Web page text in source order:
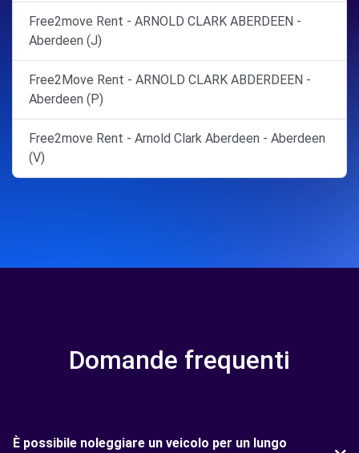
Free2move Rent - ARNOLD CLARK ABERDEEN -
Aberdeen (J)
Free2Move Rent - ARNOLD CLARK ABDERDEEN -
Aberdeen (P)
Free2move Rent - Arnold Clark Aberdeen - Aberdeen
(V)
Domande frequenti
È possibile noleggiare un veicolo per un lungo